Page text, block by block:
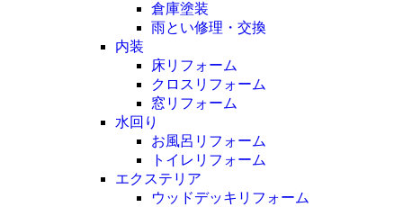
倉庫塗装
雨とい修理・交換
内装
床リフォーム
クロスリフォーム
窓リフォーム
水回り
お風呂リフォーム
トイレリフォーム
エクステリア
ウッドデッキリフォーム